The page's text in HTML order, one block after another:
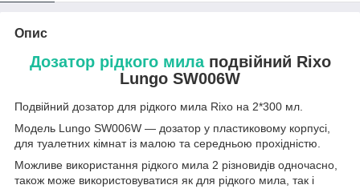
Опис
Дозатор рідкого милаподвійний Rixo
Lungo SW006W
Подвійний дозатор для рідкого мила Rixo на 2*300 мл.
Модель Lungo SW006W — дозатор у пластиковому корпусі,
для туалетних кімнат із малою та середньою прохідністю.
Можливе використання рідкого мила 2 різновидів одночасно,
також може використовуватися як для рідкого мила, так і